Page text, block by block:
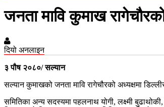
जनता मावि कुमाख
दियो अनलाइन
३ पौष २०८०/ सल्यान
सल्यान कुमाखको जनता मावि रागेचौरको अध्यक्षमा
समितिका अन्य सदस्यमा पहलनाथ योगी, लक्ष्मी